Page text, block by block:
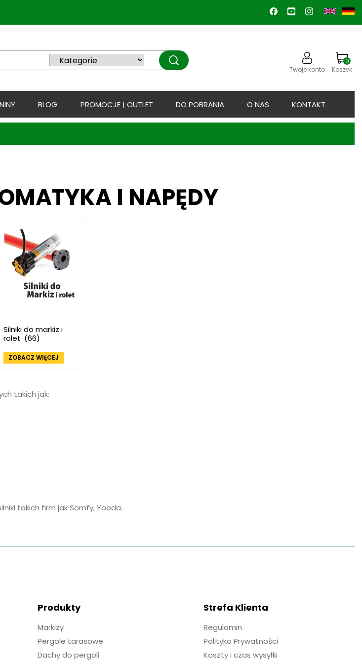
Twoje konto
0
Koszyk
BLOG PROMOCJE | OUTLET DO POBRANIA O NAS KONTAKT
I NAPĘDY
Silniki do markiz i
rolet (66)
ZOBACZ WIĘCEJ
takich jak:
takich firm jak Somfy, Yooda.
Produkty
Markizy
Pergole tarasowe
Dachy do pergoli
Strefa Klienta
Regulamin
Polityka Prywatności
Koszty i czas wysyłki